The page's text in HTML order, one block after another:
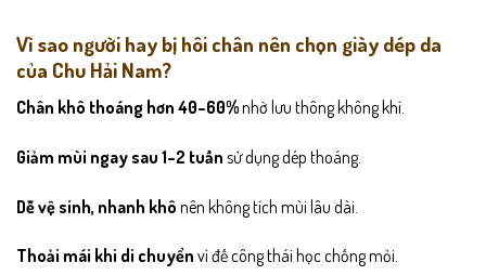
Vì sao người hay bị hôi chân nên chọn giày dép da
của Chu Hải Nam?
Chân khô thoáng hơn 40–60%nhờ lưu thông không khí.
Giảm mùi ngay sau 1–2 tuần sử dụng dép thoáng.
Dễ vệ sinh, nhanh khô nên không tích mùi lâu dài.
Thoải mái khi di chuyển vì đế công thái học chống mỏi.